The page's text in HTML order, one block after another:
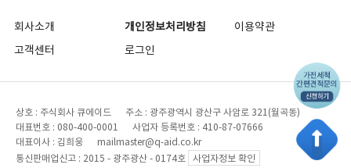
회사소개 개인정보처리방침
이용약관
고객센터
로그인
상호 : 주식회사 큐에이드 주소 : 광주광역시 광산구 사암로 321(월곡동)
대표번호 : 080-400-0001 사업자 등록번호 : 410-87-07666
대표이사 : 김희웅 mailmaster@q-aid.co.kr
통신판매업신고 : 2015 - 광주광산 - 0174호
사업자정보 확인